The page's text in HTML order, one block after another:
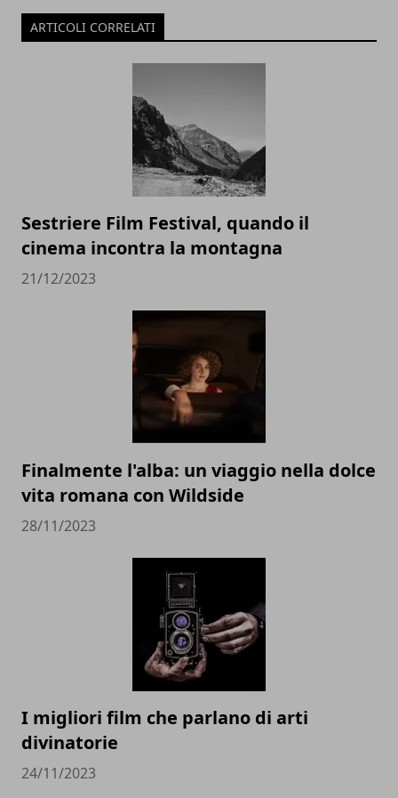
ARTICOLI CORRELATI
Sestriere Film Festival, quando il
cinema incontra la montagna
21/12/2023
Finalmente l'alba: un viaggio nella dolce
vita romana con Wildside
28/11/2023
I migliori film che parlano di arti
divinatorie
24/11/2023